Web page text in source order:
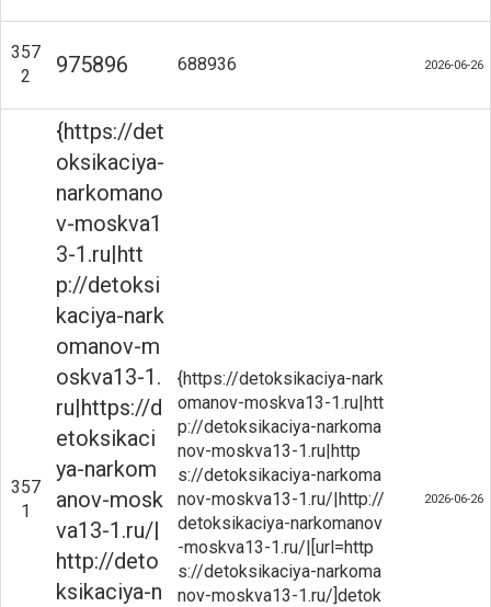
357
2
975896 688936 2026-06-26
357
1
{https://det
oksikaciya-
narkomano
v-moskva1
3-1.ru|htt
p://detoksi
kaciya-nark
omanov-m
oskva13-1.
ru|https://d
etoksikaci
ya-narkom
anov-mosk
va13-1.ru/|
http://deto
ksikaciya-n
{https://detoksikaciya-nark
omanov-moskva13-1.ru|htt
p://detoksikaciya-narkoma
nov-moskva13-1.ru|http
s://detoksikaciya-narkoma
nov-moskva13-1.ru/|http://
detoksikaciya-narkomanov
-moskva13-1.ru/|[url=http
s://detoksikaciya-narkoma
nov-moskva13-1.ru/]detok
2026-06-26